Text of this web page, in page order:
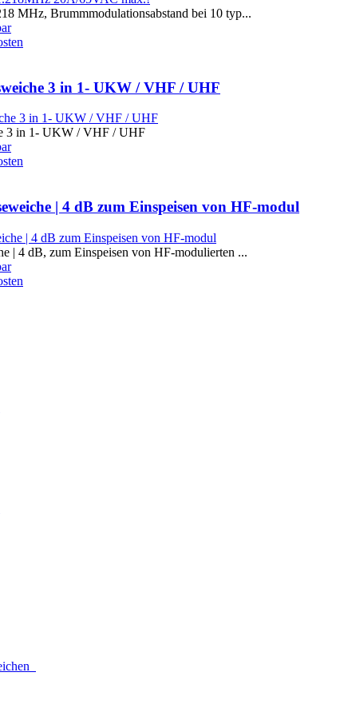
MHz, Brummmodulationsabstand bei 10 typ...
3 in 1- UKW / VHF / UHF
3 in 1- UKW / VHF / UHF
| 4 dB zum Einspeisen von HF-modul
| 4 dB, zum Einspeisen von HF-modulierten ...